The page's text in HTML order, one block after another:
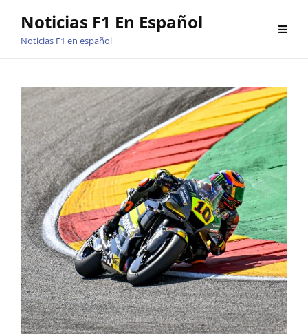
Noticias F1 En Español
Noticias F1 en español